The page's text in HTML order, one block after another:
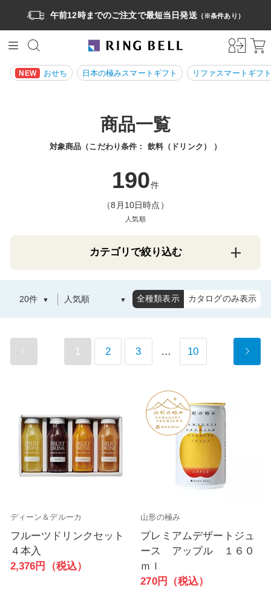
午前12時までのご注文で最短当日発送（※条件あり）
NEW おせち 日本の極みスマートギフト リファスマートギフ
商品一覧
対象商品（こだわり条件： 飲料（ドリンク） ）
190件
（8月10日時点）
人気順
カテゴリで絞り込む
全種類表示 カタログのみ表示
1 2 3 … 10
ディーン＆デルーカ
フルーツドリンクセット
４本入
2,376円（税込）
山形の極み
プレミアムデザートジュ
ース アップル １６０
ｍｌ
270円（税込）